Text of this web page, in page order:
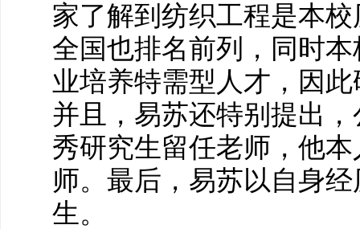
家了解到纺织工程是本
全国也排名前列，同时
业培养特需型人才，因
并且，易苏还特别提出
秀研究生留任老师，他
师。最后，易苏以自身
生。